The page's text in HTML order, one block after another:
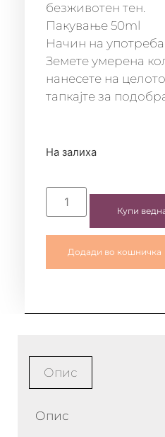
безживотен тен.
Пакување 50ml
Начин на употреба
Земете умерена
нанесете на
тапкајте за
На залиха
Купи
Додади во кошничка
Опис
Опис